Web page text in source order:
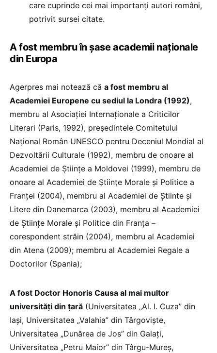
care cuprinde cei mai importanţi autori români,
potrivit sursei citate.
A fost membru în șase academii naționale
din Europa
Agerpres mai notează că a fost membru al
Academiei Europene cu sediul la Londra (1992),
membru al Asociaţiei Internaţionale a Criticilor
Literari (Paris, 1992), preşedintele Comitetului
Naţional Român UNESCO pentru Deceniul Mondial al
Dezvoltării Culturale (1992), membru de onoare al
Academiei de Ştiinţe a Moldovei (1999), membru de
onoare al Academiei de Ştiinţe Morale şi Politice a
Franţei (2004), membru al Academiei de Ştiinte şi
Litere din Danemarca (2003), membru al Academiei
de Ştiinţe Morale şi Politice din Franţa –
corespondent străin (2004), membru al Academiei
din Atena (2009); membru al Academiei Regale a
Doctorilor (Spania);
A fost Doctor Honoris Causa al mai multor
universităţi din ţară (Universitatea „Al. I. Cuza” din
Iaşi, Universitatea „Valahia” din Târgovişte,
Universitatea „Dunărea de Jos” din Galaţi,
Universitatea „Petru Maior” din Târgu-Mureş,